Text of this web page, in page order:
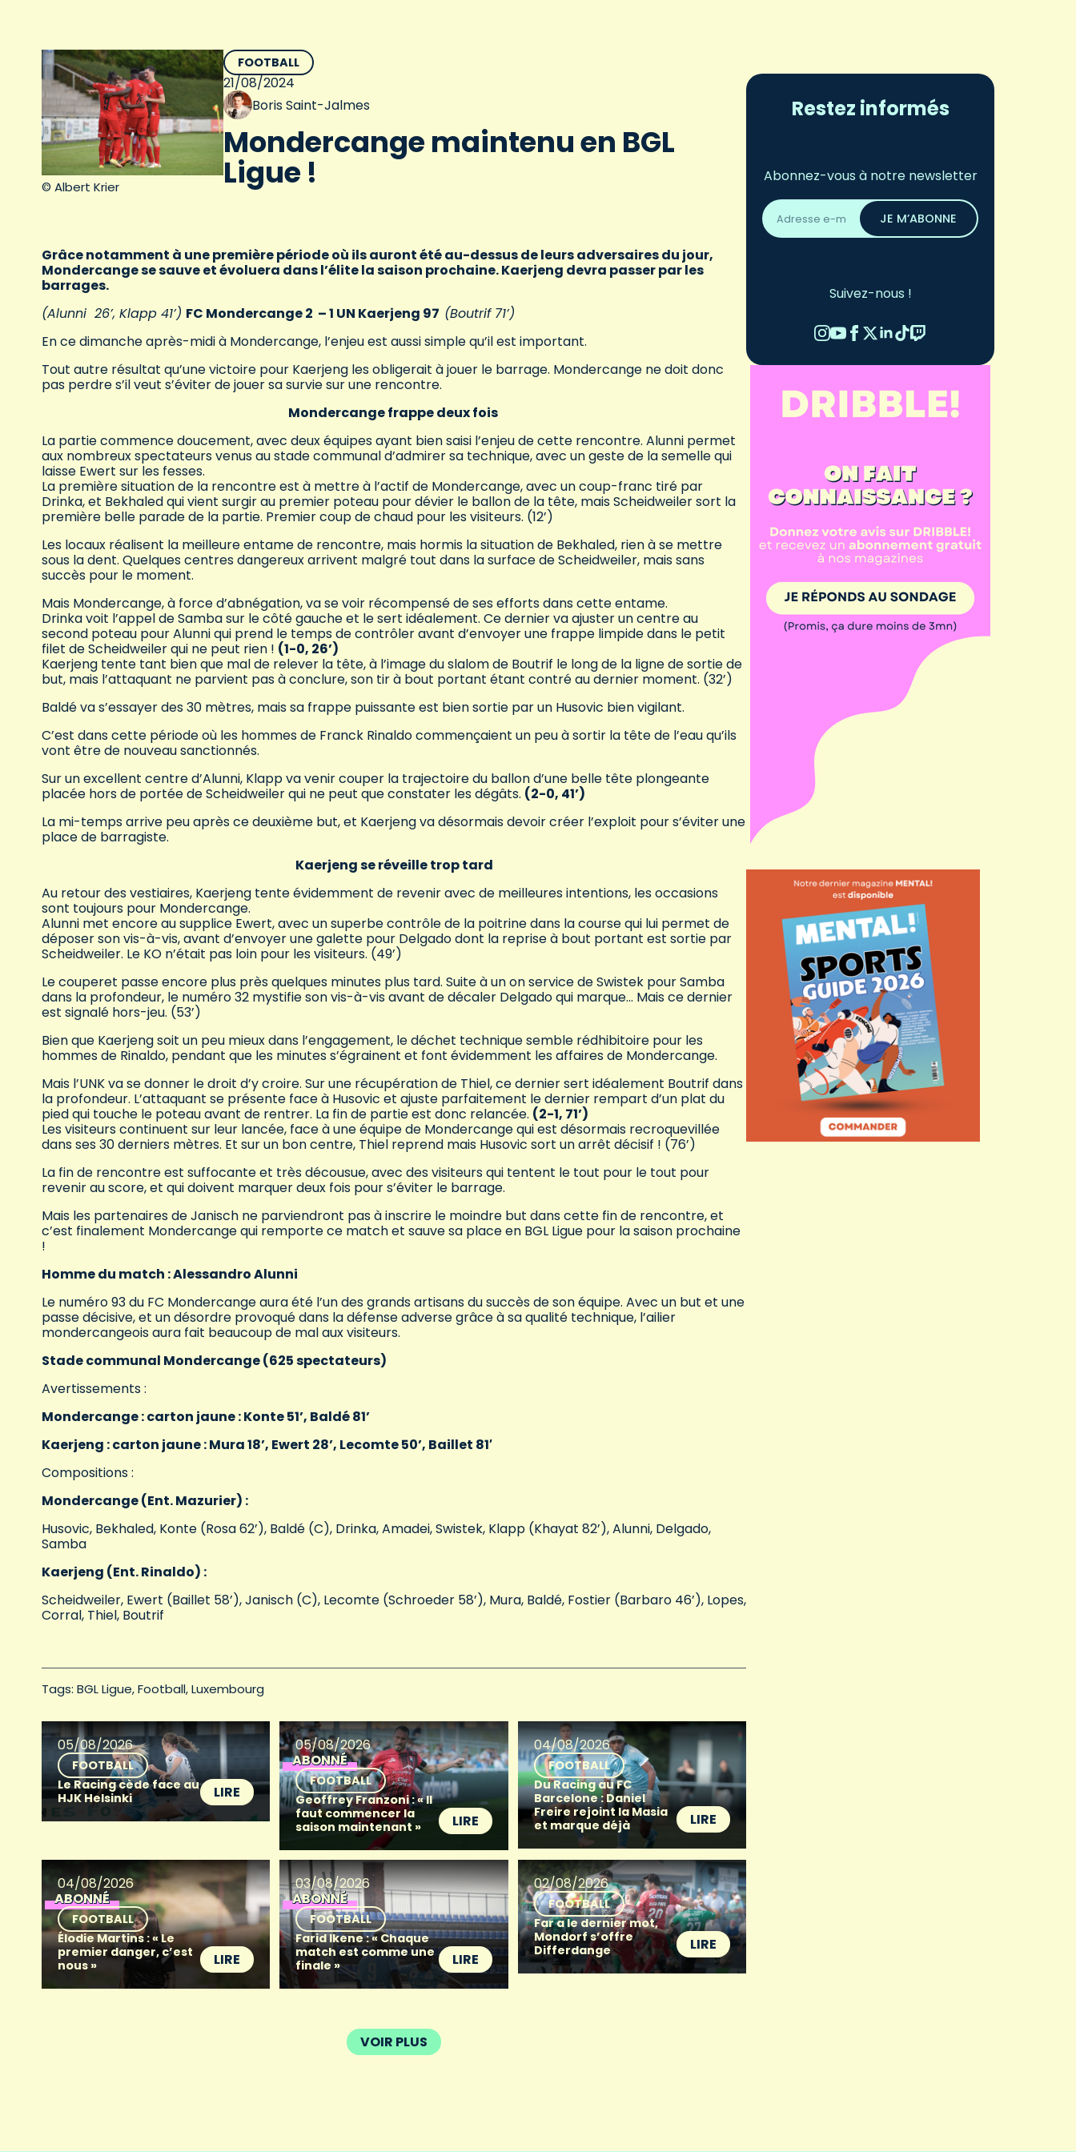
© Albert Krier
FOOTBALL
21/08/2024
Boris Saint-Jalmes
Mondercange maintenu en BGL
Ligue !
Grâce notamment à une première période où ils auront été au-dessus de leurs adversaires du jour,
Mondercange se sauve et évoluera dans l’élite la saison prochaine. Kaerjeng devra passer par les
barrages.
(Alunni 26’, Klapp 41’) FC Mondercange 2 – 1 UN Kaerjeng 97 (Boutrif 71’)
En ce dimanche après-midi à Mondercange, l’enjeu est aussi simple qu’il est important.
Tout autre résultat qu’une victoire pour Kaerjeng les obligerait à jouer le barrage. Mondercange ne doit donc
pas perdre s’il veut s’éviter de jouer sa survie sur une rencontre.
Mondercange frappe deux fois
La partie commence doucement, avec deux équipes ayant bien saisi l’enjeu de cette rencontre. Alunni permet
aux nombreux spectateurs venus au stade communal d’admirer sa technique, avec un geste de la semelle qui
laisse Ewert sur les fesses.
La première situation de la rencontre est à mettre à l’actif de Mondercange, avec un coup-franc tiré par
Drinka, et Bekhaled qui vient surgir au premier poteau pour dévier le ballon de la tête, mais Scheidweiler sort la
première belle parade de la partie. Premier coup de chaud pour les visiteurs. (12’)
Les locaux réalisent la meilleure entame de rencontre, mais hormis la situation de Bekhaled, rien à se mettre
sous la dent. Quelques centres dangereux arrivent malgré tout dans la surface de Scheidweiler, mais sans
succès pour le moment.
Mais Mondercange, à force d’abnégation, va se voir récompensé de ses efforts dans cette entame.
Drinka voit l’appel de Samba sur le côté gauche et le sert idéalement. Ce dernier va ajuster un centre au
second poteau pour Alunni qui prend le temps de contrôler avant d’envoyer une frappe limpide dans le petit
filet de Scheidweiler qui ne peut rien ! (1-0, 26’)
Kaerjeng tente tant bien que mal de relever la tête, à l’image du slalom de Boutrif le long de la ligne de sortie de
but, mais l’attaquant ne parvient pas à conclure, son tir à bout portant étant contré au dernier moment. (32’)
Baldé va s’essayer des 30 mètres, mais sa frappe puissante est bien sortie par un Husovic bien vigilant.
C’est dans cette période où les hommes de Franck Rinaldo commençaient un peu à sortir la tête de l’eau qu’ils
vont être de nouveau sanctionnés.
Sur un excellent centre d’Alunni, Klapp va venir couper la trajectoire du ballon d’une belle tête plongeante
placée hors de portée de Scheidweiler qui ne peut que constater les dégâts. (2-0, 41’)
La mi-temps arrive peu après ce deuxième but, et Kaerjeng va désormais devoir créer l’exploit pour s’éviter une
place de barragiste.
Kaerjeng se réveille trop tard
Au retour des vestiaires, Kaerjeng tente évidemment de revenir avec de meilleures intentions, les occasions
sont toujours pour Mondercange.
Alunni met encore au supplice Ewert, avec un superbe contrôle de la poitrine dans la course qui lui permet de
déposer son vis-à-vis, avant d’envoyer une galette pour Delgado dont la reprise à bout portant est sortie par
Scheidweiler. Le KO n’était pas loin pour les visiteurs. (49’)
Le couperet passe encore plus près quelques minutes plus tard. Suite à un on service de Swistek pour Samba
dans la profondeur, le numéro 32 mystifie son vis-à-vis avant de décaler Delgado qui marque… Mais ce dernier
est signalé hors-jeu. (53’)
Bien que Kaerjeng soit un peu mieux dans l’engagement, le déchet technique semble rédhibitoire pour les
hommes de Rinaldo, pendant que les minutes s’égrainent et font évidemment les affaires de Mondercange.
Mais l’UNK va se donner le droit d’y croire. Sur une récupération de Thiel, ce dernier sert idéalement Boutrif dans
la profondeur. L’attaquant se présente face à Husovic et ajuste parfaitement le dernier rempart d’un plat du
pied qui touche le poteau avant de rentrer. La fin de partie est donc relancée. (2-1, 71’)
Les visiteurs continuent sur leur lancée, face à une équipe de Mondercange qui est désormais recroquevillée
dans ses 30 derniers mètres. Et sur un bon centre, Thiel reprend mais Husovic sort un arrêt décisif ! (76’)
La fin de rencontre est suffocante et très décousue, avec des visiteurs qui tentent le tout pour le tout pour
revenir au score, et qui doivent marquer deux fois pour s’éviter le barrage.
Mais les partenaires de Janisch ne parviendront pas à inscrire le moindre but dans cette fin de rencontre, et
c’est finalement Mondercange qui remporte ce match et sauve sa place en BGL Ligue pour la saison prochaine
!
Homme du match : Alessandro Alunni
Le numéro 93 du FC Mondercange aura été l’un des grands artisans du succès de son équipe. Avec un but et une
passe décisive, et un désordre provoqué dans la défense adverse grâce à sa qualité technique, l’ailier
mondercangeois aura fait beaucoup de mal aux visiteurs.
Stade communal Mondercange (625 spectateurs)
Avertissements :
Mondercange : carton jaune : Konte 51’, Baldé 81’
Kaerjeng : carton jaune : Mura 18’, Ewert 28’, Lecomte 50’, Baillet 81′
Compositions :
Mondercange (Ent. Mazurier) :
Husovic, Bekhaled, Konte (Rosa 62’), Baldé (C), Drinka, Amadei, Swistek, Klapp (Khayat 82’), Alunni, Delgado,
Samba
Kaerjeng (Ent. Rinaldo) :
Scheidweiler, Ewert (Baillet 58’), Janisch (C), Lecomte (Schroeder 58’), Mura, Baldé, Fostier (Barbaro 46’), Lopes,
Corral, Thiel, Boutrif
Tags: BGL Ligue Football Luxembourg
05/08/2026
FOOTBALL
Le Racing cède face au
HJK Helsinki
LIRE
05/08/2026
ABONNÉ
FOOTBALL
Geoffrey Franzoni : « Il
faut commencer la
saison maintenant »
LIRE
04/08/2026
FOOTBALL
Du Racing au FC
Barcelone : Daniel
Freire rejoint la Masia
et marque déjà
LIRE
04/08/2026
ABONNÉ
FOOTBALL
Élodie Martins : « Le
premier danger, c’est
nous »
LIRE
03/08/2026
ABONNÉ
FOOTBALL
Farid Ikene : « Chaque
match est comme une
finale »
LIRE
02/08/2026
FOOTBALL
Far a le dernier mot,
Mondorf s’offre
Differdange
LIRE
VOIR PLUS
Restez informés
Abonnez-vous à notre newsletter
Adresse
email
*
JE M’ABONNE
Suivez-nous !